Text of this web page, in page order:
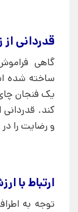
قدردانی
گاهی
ساخته شده
یک فنجان
کند.
و رضایت را
ارتباط با
توجه به